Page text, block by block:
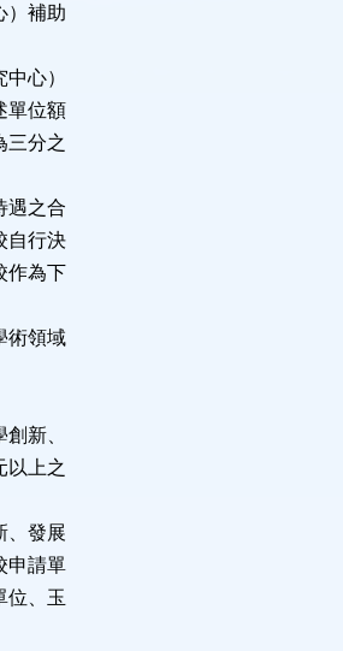
補助
心）
位額
分之
之合
行決
為下
領域
新、
上之
發展
請單
、玉